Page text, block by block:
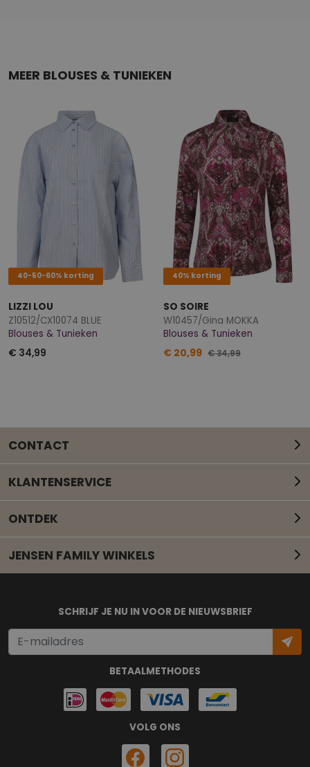
MEER BLOUSES & TUNIEKEN
40-50-60% korting
LIZZI LOU
Z10512/CX10074 BLUE
Blouses & Tunieken
€ 34,99
40% korting
SO SOIRE
W10457/Gina MOKKA
Blouses & Tunieken
€ 20,99 € 34,99
CONTACT
Mail onze klantenservice
KLANTENSERVICE
ONTDEK
JENSEN FAMILY WINKELS
BETAALMETHODES
SCHRIJF JE NU IN VOOR DE NIEUWSBRIEF
VOLG ONS